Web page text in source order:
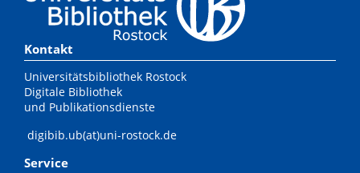
Kontakt
Universitätsbibliothek Rostock
Digitale Bibliothek
und Publikationsdienste
digibib.ub(at)uni-rostock.de
Service